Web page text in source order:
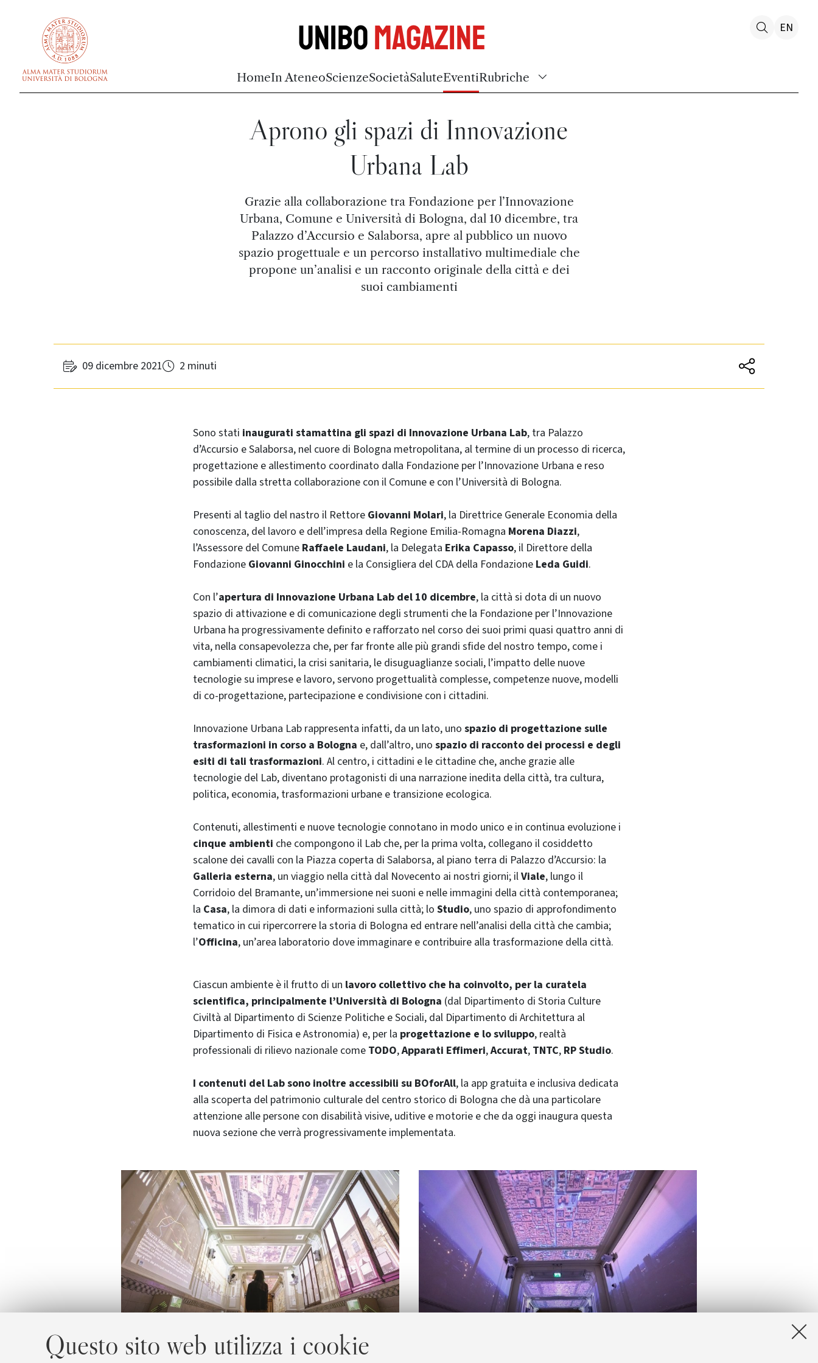
Questo sito web utilizza i cookie
UniboMagazine
HomeIn AteneoScienzeSocietàSaluteEventiRubriche
EN
Aprono gli spazi di Innovazione
Urbana Lab
Grazie alla collaborazione tra Fondazione per l’Innovazione
Urbana, Comune e Università di Bologna, dal 10 dicembre, tra
Palazzo d’Accursio e Salaborsa, apre al pubblico un nuovo
spazio progettuale e un percorso installativo multimediale che
propone un’analisi e un racconto originale della città e dei
suoi cambiamenti
09 dicembre 2021 2 minuti
Sono stati inaugurati stamattina gli spazi di Innovazione Urbana Lab, tra Palazzo
d’Accursio e Salaborsa, nel cuore di Bologna metropolitana, al termine di un processo di ricerca,
progettazione e allestimento coordinato dalla Fondazione per l’Innovazione Urbana e reso
possibile dalla stretta collaborazione con il Comune e con l’Università di Bologna.
Presenti al taglio del nastro il Rettore Giovanni Molari, la Direttrice Generale Economia della
conoscenza, del lavoro e dell’impresa della Regione Emilia-Romagna Morena Diazzi,
l’Assessore del Comune Raffaele Laudani, la Delegata Erika Capasso, il Direttore della
Fondazione Giovanni Ginocchini e la Consigliera del CDA della Fondazione Leda Guidi.
Con l’apertura di Innovazione Urbana Lab del 10 dicembre, la città si dota di un nuovo
spazio di attivazione e di comunicazione degli strumenti che la Fondazione per l’Innovazione
Urbana ha progressivamente definito e rafforzato nel corso dei suoi primi quasi quattro anni di
vita, nella consapevolezza che, per far fronte alle più grandi sfide del nostro tempo, come i
cambiamenti climatici, la crisi sanitaria, le disuguaglianze sociali, l’impatto delle nuove
tecnologie su imprese e lavoro, servono progettualità complesse, competenze nuove, modelli
di co-progettazione, partecipazione e condivisione con i cittadini.
Innovazione Urbana Lab rappresenta infatti, da un lato, uno spazio di progettazione sulle
trasformazioni in corso a Bologna e, dall’altro, uno spazio di racconto dei processi e degli
esiti di tali trasformazioni. Al centro, i cittadini e le cittadine che, anche grazie alle
tecnologie del Lab, diventano protagonisti di una narrazione inedita della città, tra cultura,
politica, economia, trasformazioni urbane e transizione ecologica.
Contenuti, allestimenti e nuove tecnologie connotano in modo unico e in continua evoluzione i
cinque ambienti che compongono il Lab che, per la prima volta, collegano il cosiddetto
scalone dei cavalli con la Piazza coperta di Salaborsa, al piano terra di Palazzo d’Accursio: la
Galleria esterna, un viaggio nella città dal Novecento ai nostri giorni; ilViale, lungo il
Corridoio del Bramante, un’immersione nei suoni e nelle immagini della città contemporanea;
la Casa, la dimora di dati e informazioni sulla città; lo Studio, uno spazio di approfondimento
tematico in cui ripercorrere la storia di Bologna ed entrare nell’analisi della città che cambia;
l’Officina, un’area laboratorio dove immaginare e contribuire alla trasformazione della città.
Ciascun ambiente è il frutto di un lavoro collettivo che ha coinvolto, per la curatela
scientifica, principalmente l’Università di Bologna (dal Dipartimento di Storia Culture
Civiltà al Dipartimento di Scienze Politiche e Sociali, dal Dipartimento di Architettura al
Dipartimento di Fisica e Astronomia) e, per la progettazione e lo sviluppo, realtà
professionali di rilievo nazionale come TODO,Apparati Effimeri,Accurat, TNTC, RP Studio.
I contenuti del Lab sono inoltre accessibili su BOforAll, la app gratuita e inclusiva dedicata
alla scoperta del patrimonio culturale del centro storico di Bologna che dà una particolare
attenzione alle persone con disabilità visive, uditive e motorie e che da oggi inaugura questa
nuova sezione che verrà progressivamente implementata.
Foto di Margherita Caprilli